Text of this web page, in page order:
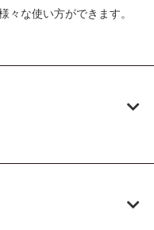
々な使い方ができます。